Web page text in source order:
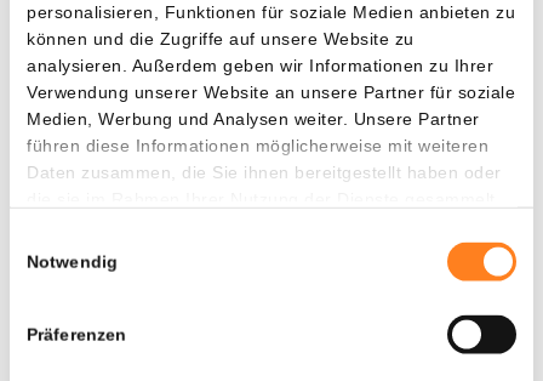
personalisieren, Funktionen für soziale Medien anbieten zu
können und die Zugriffe auf unsere Website zu
analysieren. Außerdem geben wir Informationen zu Ihrer
Verwendung unserer Website an unsere Partner für soziale
Medien, Werbung und Analysen weiter. Unsere Partner
führen diese Informationen möglicherweise mit weiteren
Daten zusammen, die Sie ihnen bereitgestellt haben oder
Notwendig
Präferenzen
Binance darauf beharrt, dass der Antrag alle MiCA-
Anforderungen erfüllt und keine Signale erhalten hat, dass
das Urteil negativ ausfallen wird.
Schon deine 15 XRP als Willkommensbonus
Bitvavo in Zusammenarbeit mit Newsbit bietet dir aktuell
. Die Aktion ist nur für kurze Zeit
gültig.